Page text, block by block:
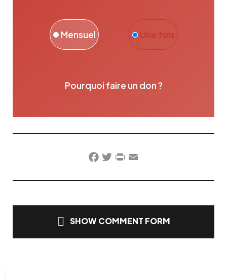
Une fois
Mensuel
Pourquoi faire un don ?
Facebook
TwitterPrintFriendly
Email
SHOW COMMENT FORM